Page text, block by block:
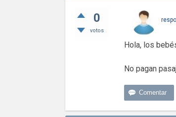
0
votos
Hola, los
No pagan